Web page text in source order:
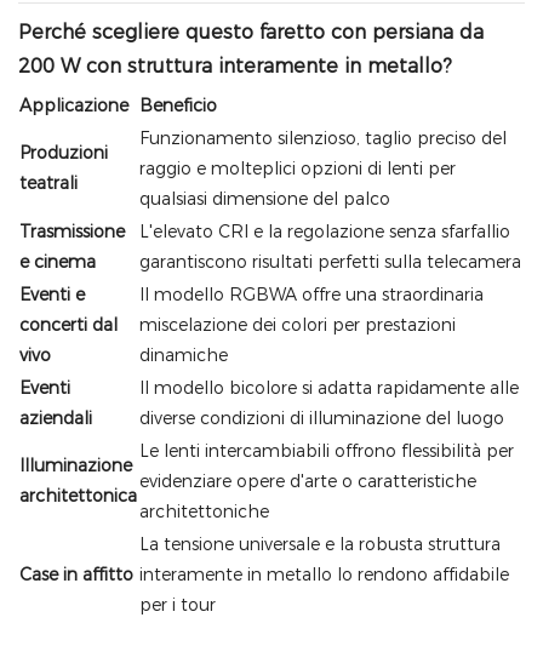
Perché scegliere questo faretto con persiana da
200 W con struttura interamente in metallo?
Applicazione Beneficio
Produzioni
teatrali
Funzionamento silenzioso, taglio preciso del
raggio e molteplici opzioni di lenti per
qualsiasi dimensione del palco
Trasmissione
e cinema
L'elevato CRI e la regolazione senza sfarfallio
garantiscono risultati perfetti sulla telecamera
Eventi e
concerti dal
vivo
Il modello RGBWA offre una straordinaria
miscelazione dei colori per prestazioni
dinamiche
Eventi
aziendali
Il modello bicolore si adatta rapidamente alle
diverse condizioni di illuminazione del luogo
Illuminazione
architettonica
Le lenti intercambiabili offrono flessibilità per
evidenziare opere d'arte o caratteristiche
architettoniche
Case in affitto
La tensione universale e la robusta struttura
interamente in metallo lo rendono affidabile
per i tour